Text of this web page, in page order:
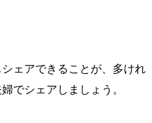
ェアできることが、多けれ
でシェアしましょう。